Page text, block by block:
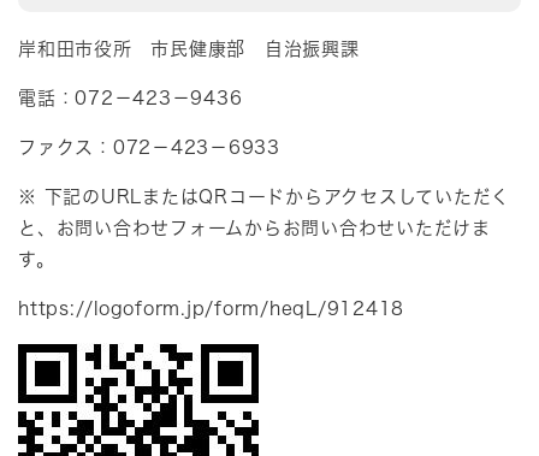
岸和田市役所 市民健康部 自治振興課
電話：072－423－9436
ファクス：072－423－6933
※ 下記のURLまたはQRコードからアクセスしていただく
と、お問い合わせフォームからお問い合わせいただけま
す。
https://logoform.jp/form/heqL/912418